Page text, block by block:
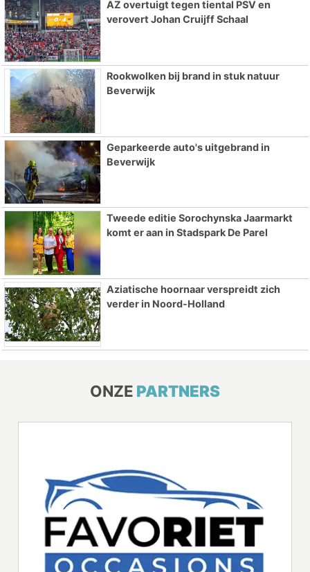
AZ overtuigt tegen tiental PSV en
verovert Johan Cruijff Schaal
Rookwolken bij brand in stuk natuur
Beverwijk
Geparkeerde auto's uitgebrand in
Beverwijk
Tweede editie Sorochynska Jaarmarkt
komt er aan in Stadspark De Parel
Aziatische hoornaar verspreidt zich
verder in Noord-Holland
ONZE PARTNERS